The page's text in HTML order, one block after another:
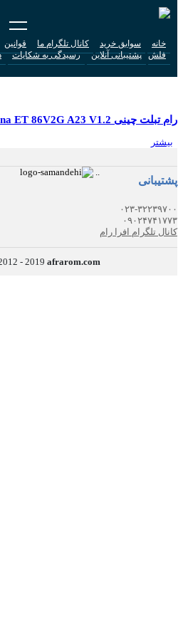
خانه سوابق خرید کانال تلگرام ما قوانین
فلش
پشتیبانی آنلاین رسیدگی به شکایات
ET 86V2G A23 V1.2
رام تبلت چینی Tablet china ET 86V2G A23 V1.2
بیشتر
پشتیبانی
۰۲۳-۳۲۲۳۹۷۰۰
۰۹۰۲۴۷۴۱۷۷۳
کانال تلگرام افرا رام
- 2019 afrarom.com